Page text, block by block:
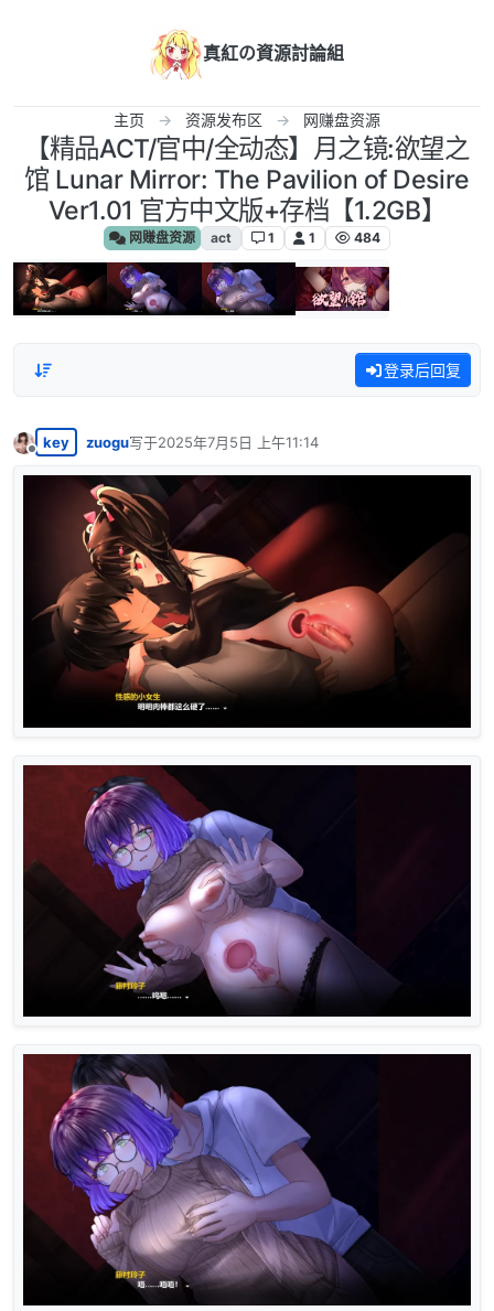
真紅の資源討論組
主页 资源发布区 网赚盘资源
【精品ACT/官中/全动态】月之镜:欲望之
馆 Lunar Mirror: The Pavilion of Desire
Ver1.01 官方中文版+存档【1.2GB】
网赚盘资源 act 1 1 484
登录后回复
离线
key zuogu写于2025年7月5日 上午11:14
最后由 编辑